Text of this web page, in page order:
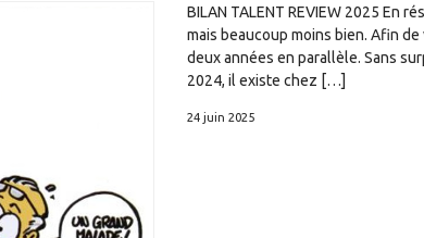
BILAN TALENT REVIEW 2025 En
mais beaucoup moins bien. Afin
deux années en parallèle. Sans
2024, il existe chez […]
24 juin 2025